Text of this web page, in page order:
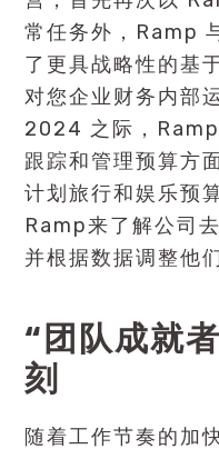
常任务外，Ramp
了更具战略性的基
对您企业财务内部
2024 之际，Ramp
跟踪和管理预算方
计划旅行和娱乐预
Ramp来了解公司
并根据数据调整他
“团队成就
刻
随着工作节奏的加